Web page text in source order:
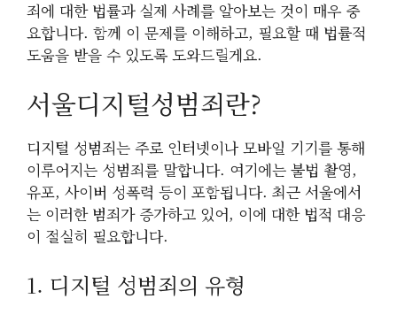
죄에 대한 법률과 실제 사례를 알아보는 것이 매우 중
요합니다. 함께 이 문제를 이해하고, 필요할 때 법률적
도움을 받을 수 있도록 도와드릴게요.
서울디지털성범죄란?
디지털 성범죄는 주로 인터넷이나 모바일 기기를 통해
이루어지는 성범죄를 말합니다. 여기에는 불법 촬영,
유포, 사이버 성폭력 등이 포함됩니다. 최근 서울에서
는 이러한 범죄가 증가하고 있어, 이에 대한 법적 대응
이 절실히 필요합니다.
1. 디지털 성범죄의 유형